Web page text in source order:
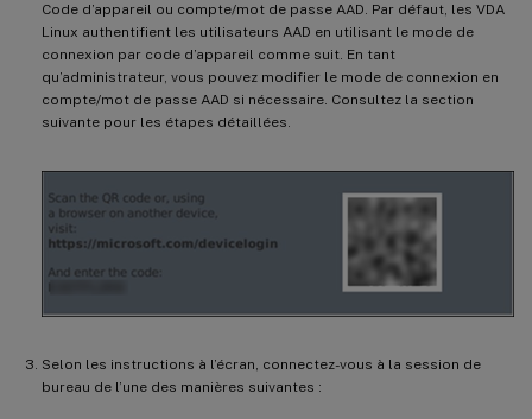
Code d’appareil ou compte/mot de passe AAD. Par défaut, les VDA
Linux authentifient les utilisateurs AAD en utilisant le mode de
connexion par code d’appareil comme suit. En tant
qu’administrateur, vous pouvez modifier le mode de connexion en
compte/mot de passe AAD si nécessaire. Consultez la section
suivante pour les étapes détaillées.
Selon les instructions à l’écran, connectez-vous à la session de
bureau de l’une des manières suivantes :